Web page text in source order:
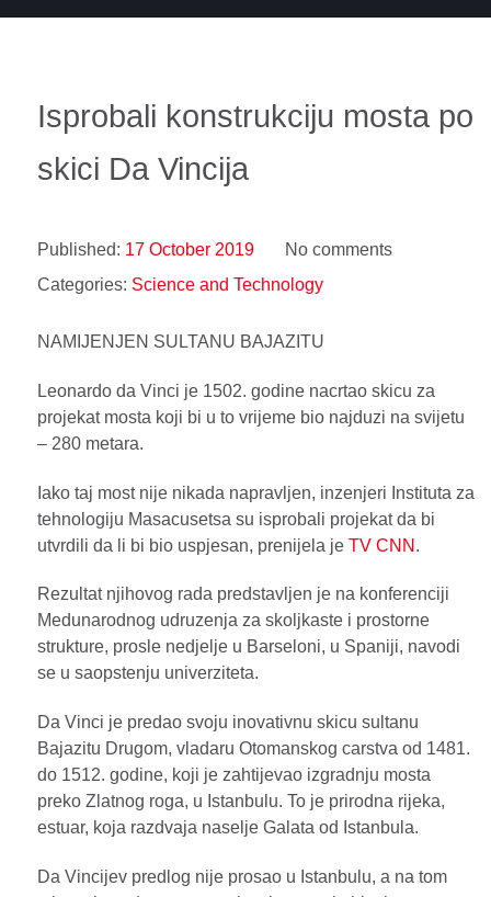
Isprobali konstrukciju mosta po
skici Da Vincija
Published: 17 October 2019
No comments
Categories: Science and Technology
NAMIJENJEN SULTANU BAJAZITU
Leonardo da Vinci je 1502. godine nacrtao skicu za
projekat mosta koji bi u to vrijeme bio najduzi na svijetu
– 280 metara.
Iako taj most nije nikada napravljen, inzenjeri Instituta za
tehnologiju Masacusetsa su isprobali projekat da bi
utvrdili da li bi bio uspjesan, prenijela je TV CNN .
Rezultat njihovog rada predstavljen je na konferenciji
Medunarodnog udruzenja za skoljkaste i prostorne
strukture, prosle nedjelje u Barseloni, u Spaniji, navodi
se u saopstenju univerziteta.
Da Vinci je predao svoju inovativnu skicu sultanu
Bajazitu Drugom, vladaru Otomanskog carstva od 1481.
do 1512. godine, koji je zahtijevao izgradnju mosta
preko Zlatnog roga, u Istanbulu. To je prirodna rijeka,
estuar, koja razdvaja naselje Galata od Istanbula.
Da Vincijev predlog nije prosao u Istanbulu, a na tom